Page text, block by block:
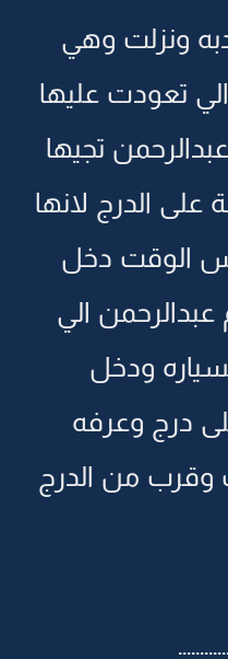
ونزلت وهي
تعودت عليها
تجيها
على الدرج لانها
الوقت دخل
الي
ودخل
درج وعرفه
وقرب من الدرج